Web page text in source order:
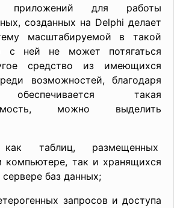
приложений для работы
созданных на Delphi делает
масштабируемой в такой
с ней не может потягаться
средство из имеющихся
возможностей, благодаря
такая
можно выделить
как таблиц, размещенных
компьютере, так и хранящихся
баз данных;
запросов и доступа